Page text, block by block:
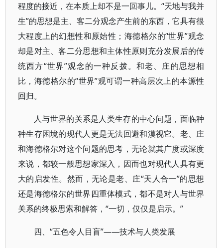
程度的接近，在本质上却不是一回事儿。“天地与我并
生”的思想是主、客二分观念产生前的东西，它具有很
大程度上的幻想性和原始性；海德格尔的“世界”观念
却是对主、客二分思想和主体性原则充分发展后的传
统西方“世界”观念的一种反拨。和老、庄的思想相
比，海德格尔的“世界”观可谓一种高层次上的本源性
回归。
人与世界的关系是人类生存的中心问题，面临种
种生存困境的现代人更是无法回避和漠视它。老、庄
和海德格尔对这个问题的思考，无论就其广度或深度
来说，都较一般思想家深入，因而也对现代人具有更
大的启发性。然而，无论是老、庄“天人合一”的思想
还是海德格尔的世界四重体模式，都不是对人与世界
关系的终极思索和解答，“一切，仅仅是启示。”
四、“五色令人目盲”——技术与人类发展